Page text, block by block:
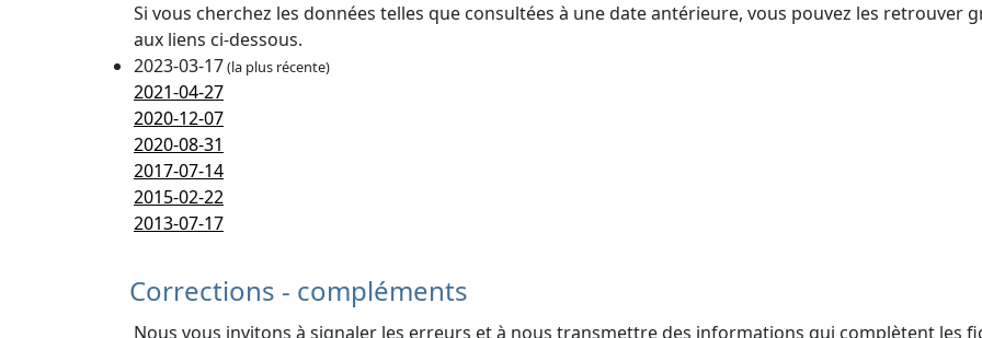
Si vous cherchez les données telles que consultées à une date antérieure, vous pouvez les retrouver
aux liens ci-dessous.
2023-03-17(la plus récente)
2021-04-27
2020-12-07
2020-08-31
2017-07-14
2015-02-22
2013-07-17
Corrections - compléments
Nous vous invitons à signaler les erreurs et à nous transmettre des informations qui complètent les